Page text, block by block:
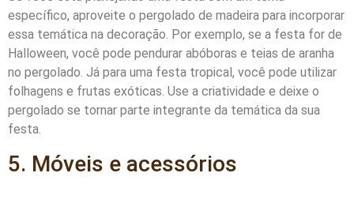
específico, aproveite o pergolado de madeira para incorporar
essa temática na decoração. Por exemplo, se a festa for de
Halloween, você pode pendurar abóboras e teias de aranha
no pergolado. Já para uma festa tropical, você pode utilizar
folhagens e frutas exóticas. Use a criatividade e deixe o
pergolado se tornar parte integrante da temática da sua
festa.
5. Móveis e acessórios